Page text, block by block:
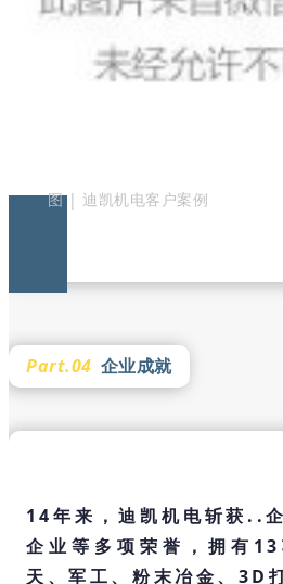
图 | 迪凯机电客户案例
Part.04 企业成就
14年来，迪凯机电斩获..
企业等多项荣誉，拥有
天、军工、粉末冶金、3D